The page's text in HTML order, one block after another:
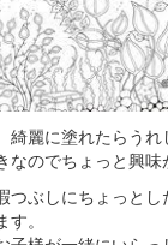
麗に塗れたらうれ
なのでちょっと興
つぶしにちょっと
。